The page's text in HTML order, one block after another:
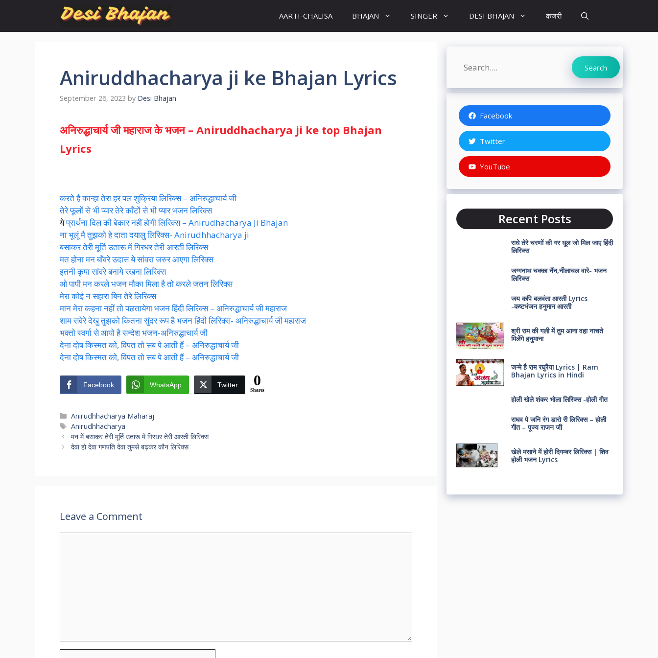
content
AARTI-CHALISA BHAJAN SINGER DESI BHAJAN कजरी
Aniruddhacharya ji ke Bhajan Lyrics
September 26, 2023 by Desi Bhajan
अनिरुद्धाचार्य जी महाराज के भजन – Aniruddhacharya ji ke top Bhajan
Lyrics
करते है कान्हा तेरा हर पल शुक्रिया लिरिक्स – अनिरुद्धाचार्य जी
तेरे फूलों से भी प्यार तेरे काँटों से भी प्यार भजन लिरिक्स
येप्रार्थना दिल की बेकार नहीं होगी लिरिक्स – Anirudhacharya Ji Bhajan
ना भूलूं मै तुझको हे दाता दयालु लिरिक्स- Anirudhhacharya ji
बसाकर तेरी मूर्ति उतारू में गिरधर तेरी आरती लिरिक्स
मत होना मन बाँवरे उदास ये सांवरा जरुर आएगा लिरिक्स
इतनी कृपा सांवरे बनाये रखना लिरिक्स
ओ पापी मन करले भजन मौका मिला है तो करले जतन लिरिक्स
मेरा कोई न सहारा बिन तेरे लिरिक्स
मान मेरा कहना नहीं तो पछतायेगा भजन हिंदी लिरिक्स – अनिरुद्धाचार्य जी महाराज
शाम सवेरे देखु तुझको कितना सुंदर रूप है भजन हिंदी लिरिक्स- अनिरुद्धाचार्य जी महाराज
भक्तो स्वर्गा से आयो है सन्देश भजन-अनिरुद्धाचार्य जी
देना दोष किस्मत को, विपत तो सब पे आती हैं – अनिरुद्धाचार्य जी
देना दोष किस्मत को, विपत तो सब पे आती हैं – अनिरुद्धाचार्य जी
Facebook WhatsApp Twitter 0
Shares
Categories
Anirudhhacharya Maharaj
Tags
Anirudhhacharya
मन में बसाकर तेरी मूर्ति उतारू में गिरधर तेरी आरती लिरिक्स
देवा हो देवा गणपति देवा तुमसे बढ़कर कौन लिरिक्स
Leave a Comment
Search Search
Facebook
Twitter
YouTube
Recent Posts
राधे तेरे चरणों की गर धूल जो मिल जाए हिंदी
लिरिक्स
जग्गनाथ चक्का नैंन,नीलाचल वारे- भजन
लिरिक्स
जय कपि बलवंता आरती Lyrics
-कष्टभंजन हनुमान आरती
श्री राम की गली में तुम आना वहा नाचते
मिलेंगे हनुमाना
जन्मे है राम रघुरैया Lyrics | Ram
Bhajan Lyrics in Hindi
होली खेले शंकर भोला लिरिक्स -होली गीत
राघव पे जनि रंग डारो री लिरिक्स – होली
गीत – पूज्य राजन जी
खेले मसाने में होरी दिगम्बर लिरिक्स | शिव
होली भजन Lyrics